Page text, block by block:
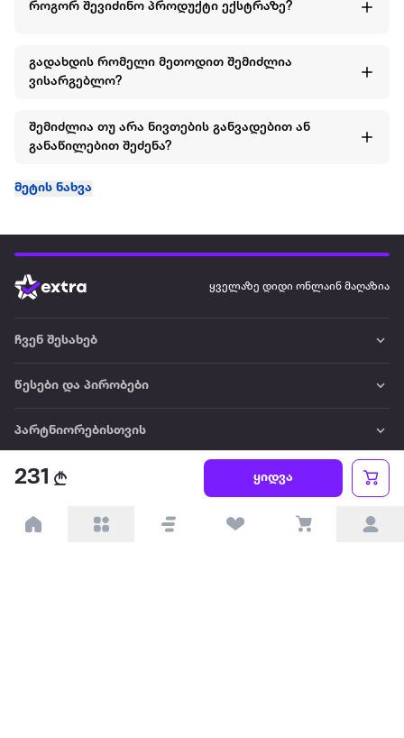
231 ყიდვა
როგორ შევიძინო პროდუქტი ექსტრაზე?
გადახდის რომელი მეთოდით შემიძლია
ვისარგებლო?
შემიძლია თუ არა ნივთების განვადებით ან
განაწილებით შეძენა?
მეტის ნახვა
ყველაზე დიდი ონლაინ მაღაზია
ჩვენ შესახებ
წესები და პირობები
პარტნიორებისთვის
ტრენდული
პოპულარული